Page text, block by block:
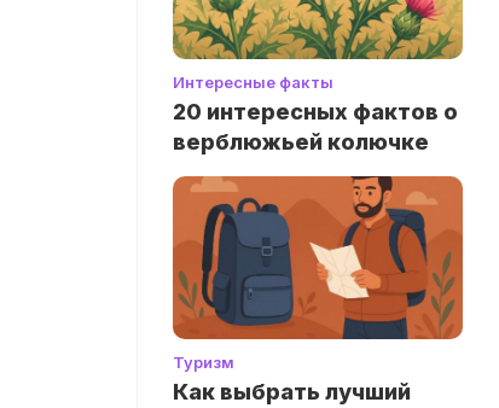
Интересные факты
20 интересных фактов о
верблюжьей колючке
Туризм
Как выбрать лучший